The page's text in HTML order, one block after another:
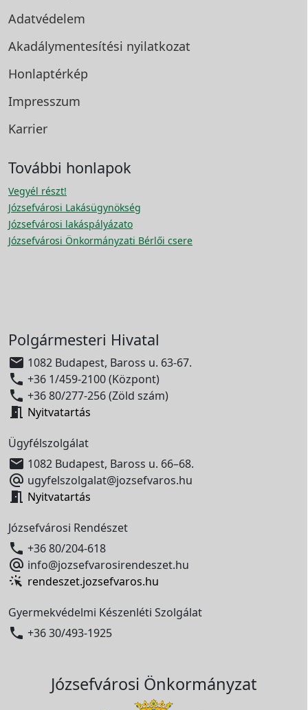
Adatvédelem
Akadálymentesítési nyilatkozat
Honlaptérkép
Impresszum
Karrier
További honlapok
Vegyél részt!
Józsefvárosi Lakásügynökség
Józsefvárosi lakáspályázato
Józsefvárosi Önkormányzati Bérlői csere
Polgármesteri Hivatal
 1082 Budapest, Baross u. 63-67.
 +36 1/459-2100 (Központ)
 +36 80/277-256 (Zöld szám)
 Nyitvatartás
Ügyfélszolgálat
 1082 Budapest, Baross u. 66–68.
 ugyfelszolgalat@jozsefvaros.hu
 Nyitvatartás
Józsefvárosi Rendészet
 +36 80/204-618
 info@jozsefvarosirendeszet.hu
rendeszet.jozsefvaros.hu
Gyermekvédelmi Készenléti Szolgálat
 +36 30/493-1925
Józsefvárosi Önkormányzat